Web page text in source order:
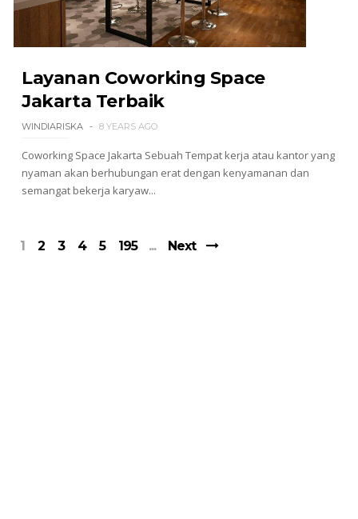
Layanan Coworking Space
Jakarta Terbaik
WINDIARISKA 8 YEARS AGO
Coworking Space Jakarta Sebuah Tempat kerja atau kantor yang
nyaman akan berhubungan erat dengan kenyamanan dan
semangat bekerja karyaw...
1 2 3 4 5 195 Next